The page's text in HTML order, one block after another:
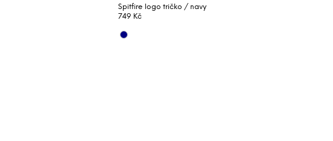
Spitfire logo tričko / navy
749 Kč